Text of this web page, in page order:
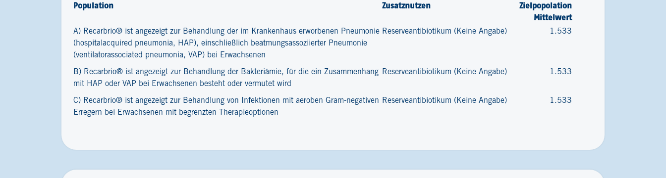
Population Zusatznutzen
Zielpopolation
Mittelwert
A) Recarbrio® ist angezeigt zur Behandlung der im Krankenhaus erworbenen Pneumonie
(hospitalacquired pneumonia, HAP), einschließlich beatmungsassoziierter Pneumonie
(ventilatorassociated pneumonia, VAP) bei Erwachsenen
Reserveantibiotikum (Keine Angabe) 1.533
B) Recarbrio® ist angezeigt zur Behandlung der Bakteriämie, für die ein Zusammenhang
mit HAP oder VAP bei Erwachsenen besteht oder vermutet wird
Reserveantibiotikum (Keine Angabe) 1.533
C) Recarbrio® ist angezeigt zur Behandlung von Infektionen mit aeroben Gram-negativen
Erregern bei Erwachsenen mit begrenzten Therapieoptionen
Reserveantibiotikum (Keine Angabe) 1.533